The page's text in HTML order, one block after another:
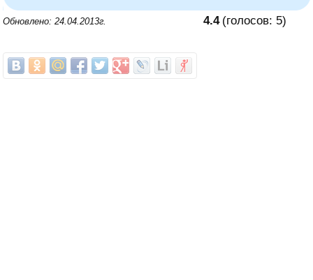
Обновлено: 24.04.2013г. 4.4 (голосов: 5)